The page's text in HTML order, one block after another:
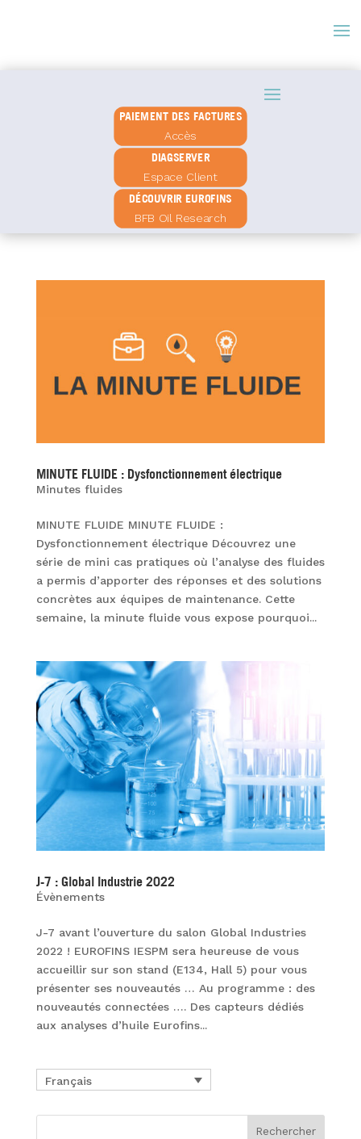
PAIEMENT DES FACTURES
Accès
DIAGSERVER
Espace Client
DÉCOUVRIR EUROFINS
BFB Oil Research
MINUTE FLUIDE : Dysfonctionnement électrique
Minutes fluides
MINUTE FLUIDE MINUTE FLUIDE :
Dysfonctionnement électrique Découvrez une
série de mini cas pratiques où l’analyse des fluides
a permis d’apporter des réponses et des solutions
concrètes aux équipes de maintenance. Cette
semaine, la minute fluide vous expose pourquoi...
J-7 : Global Industrie 2022
Évènements
J-7 avant l’ouverture du salon Global Industries
2022 ! EUROFINS IESPM sera heureuse de vous
accueillir sur son stand (E134, Hall 5) pour vous
présenter ses nouveautés … Au programme : des
nouveautés connectées …. Des capteurs dédiés
aux analyses d’huile Eurofins...
Français
Rechercher